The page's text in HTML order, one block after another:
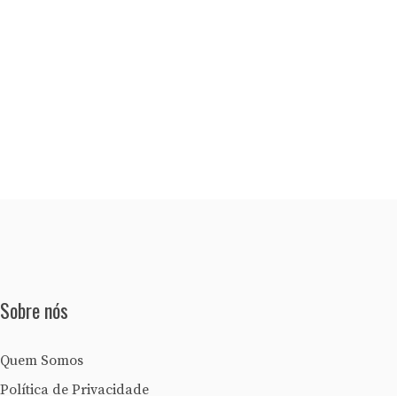
Sobre nós
Quem Somos
Política de Privacidade